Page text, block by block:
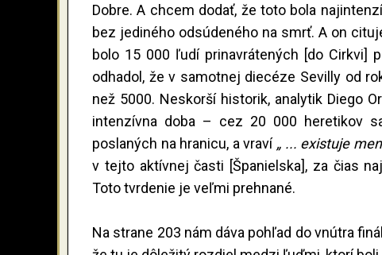
Dobre. A chcem dodať, že toto bola
bez jediného odsúdeného na smrť. A on
bolo 15 000 ľudí prinavrátených [do Cirkvi]
odhadol, že v samotnej diecéze Sevilly od
než 5000. Neskorší historik, analytik Diego
intenzívna doba – cez 20 000 heretikov
poslaných na hranicu, a vraví „ ... existuje
v tejto aktívnej časti [Španielska], za čias
Toto tvrdenie je veľmi prehnané.
Na strane 203 nám dáva pohľad do vnútra